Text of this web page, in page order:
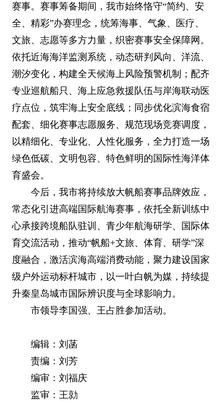
赛事。赛事筹备期间，我市始终恪守“简约、安
全、精彩”办赛理念，统筹海事、气象、医疗、
文旅、志愿等多方力量，织密赛事安全保障网。
依托近海海洋监测系统，动态研判风向、洋流、
潮汐变化，构建全天候海上风险预警机制；配齐
专业巡航船只、海上应急救援队伍与岸海联动医
疗点位，筑牢海上安全底线；同步优化滨海食宿
配套、细化赛事志愿服务、规范现场竞赛调度，
以精细化、专业化、人性化服务，全力打造一场
绿色低碳、文明包容、特色鲜明的国际性海洋体
育盛会。
今后，我市将持续放大帆船赛事品牌效应，
常态化引进高端国际航海赛事，依托全新训练中
心承接跨境船队驻训、青少年航海研学、国际体
育交流活动，推动“帆船+文旅、体育、研学”深
度融合，激活滨海高端消费动能，聚力建设国家
级户外运动标杆城市，以一叶白帆为媒，持续提
升秦皇岛城市国际辨识度与全球影响力。
市领导李国强、王占胜参加活动。
编辑：刘菡
责编：刘芳
编审：刘福庆
监审：王勍